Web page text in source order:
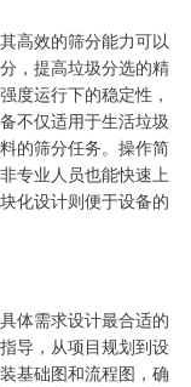
高效的筛分能力可以
，提高垃圾分选的精
度运行下的稳定性，
不仅适用于生活垃圾
的筛分任务。操作简
专业人员也能快速上
化设计则便于设备的
体需求设计最合适的
导，从项目规划到设
基础图和流程图，确